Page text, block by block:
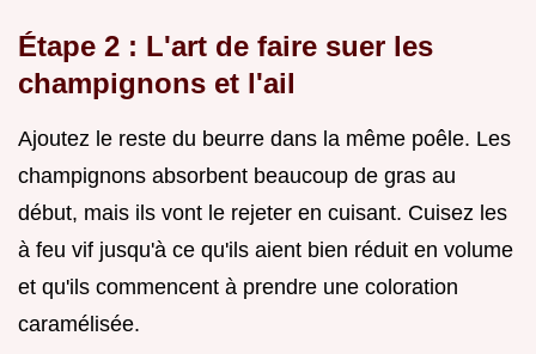
Étape 2 : L'art de faire suer les
champignons et l'ail
Ajoutez le reste du beurre dans la même poêle. Les
champignons absorbent beaucoup de gras au
début, mais ils vont le rejeter en cuisant. Cuisez les
à feu vif jusqu'à ce qu'ils aient bien réduit en volume
et qu'ils commencent à prendre une coloration
caramélisée.